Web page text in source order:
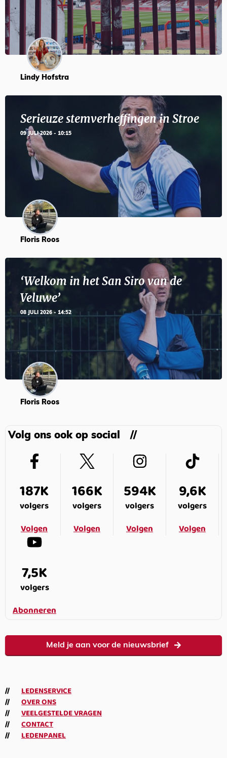
Lindy Hofstra
Serieuze stemverheffingen in Stroe
09 JULI 2026 - 10:15
Floris Roos
‘Welkom in het San Siro van de
Veluwe’
08 JULI 2026 - 14:52
Floris Roos
Volg ons ook op social
187K
volgers
Volgen
166K
volgers
Volgen
594K
volgers
Volgen
9,6K
volgers
Volgen
7,5K
volgers
Abonneren
Meld je aan voor de nieuwsbrief
LEDENSERVICE
OVER ONS
VEELGESTELDE VRAGEN
CONTACT
LEDENPANEL